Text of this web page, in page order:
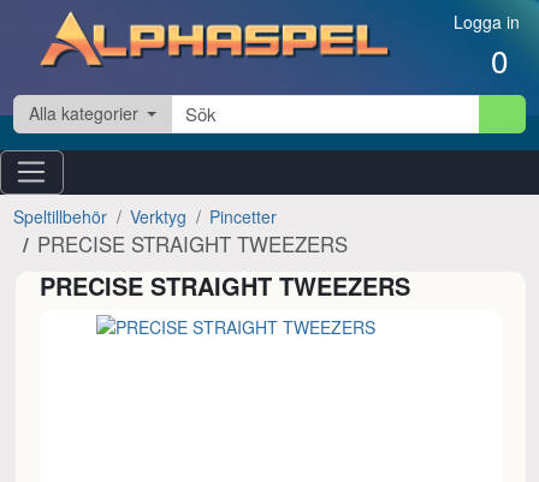
Hoppa till innehåll Logga in
0
Alla kategorier
Speltillbehör Verktyg Pincetter
PRECISE STRAIGHT TWEEZERS
PRECISE STRAIGHT TWEEZERS